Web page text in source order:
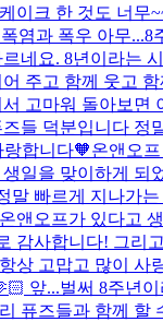
이크 한 것도 너무
염과 폭우 아무...8
네요. 8년이라는
주고 함께 웃고
고마워 돌아보면
들 덕분입니다 정
합니다🧡온앤오
일을 맞이하게 되
말 빠르게 지나가는
앤오프가 있다고
감사합니다! 그리
상 고맙고 많이 사
앞...벌써 8주년이
퓨즈들과 함께 할